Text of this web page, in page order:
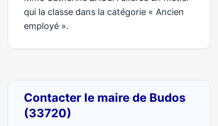
qui la classe dans la catégorie « Ancien
employé ».
Contacter le maire de Budos
(33720)